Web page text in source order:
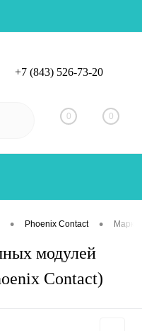
Вход
+7 (843) 526-73-20
0 0
• Phoenix Contact •
модулей
Contact)